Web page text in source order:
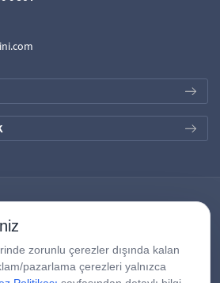
zorunlu çerezler dışında kalan
pazarlama çerezleri yalnızca